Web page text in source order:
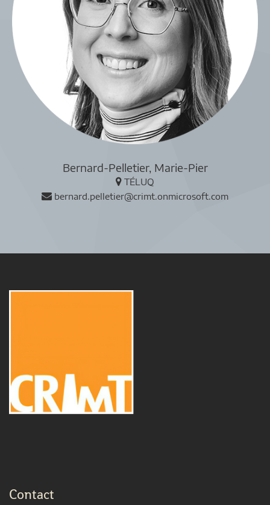
Bernard-Pelletier, Marie-Pier
TÉLUQ
bernard.pelletier@crimt.onmicrosoft.com
Contact